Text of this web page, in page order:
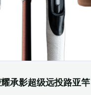
承影超级远投路亚竿